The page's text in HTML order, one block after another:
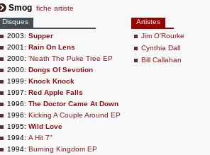
Smog fiche artiste
Disques
2003: Supper
2001: Rain On Lens
2000: 'Neath The Puke Tree EP
2000: Dongs Of Sevotion
1999: Knock Knock
1997: Red Apple Falls
1996: The Doctor Came At Down
1996: Kicking A Couple Around EP
1995: Wild Love
1994: A Hit 7"
1994: Burning Kingdom EP
Artistes
Jim O'Rourke
Cynthia Dall
Bill Callahan